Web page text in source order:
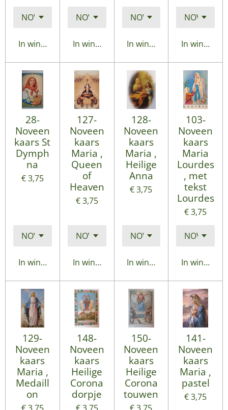
In winkelwagenIn winkelwagenIn winkelwagenIn
28-
Noveen
kaars St
Dymph
na
€ 3,75
In winkelwagen
127-
Noveen
kaars
Maria ,
Queen
of
Heaven
€ 3,75
In winkelwagen
128-
Noveen
kaars
Maria ,
Heilige
Anna
€ 3,75
In winkelwagen
103-
Noveen
kaars
Maria
Lourdes
, met
tekst
Lourdes
€ 3,75
In
129-
Noveen
kaars
Maria ,
Medaill
on
148-
Noveen
kaars
Heilige
Corona
dorpje
150-
Noveen
kaars
Heilige
Corona
touwen
141-
Noveen
kaars
Maria ,
pastel
€ 3,75